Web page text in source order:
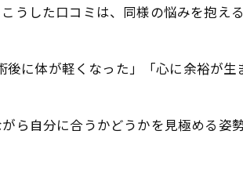
減する
うした口コミは、同様の悩みを抱え
に体が軽くなった」「心に余裕が生
ら自分に合うかどうかを見極める姿